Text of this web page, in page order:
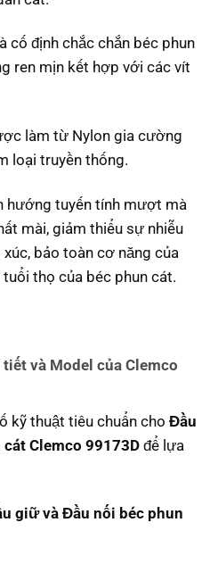
cố định chắc chắn béc phun
ren mịn kết hợp với các vít
làm từ Nylon gia cường
loại truyền thống.
hướng tuyến tính mượt mà
mài, giảm thiểu sự nhiễu
bảo toàn cơ năng của
thọ của béc phun cát.
và Model của Clemco
kỹ thuật tiêu chuẩn cho Đầu
Clemco 99173D để lựa
giữ và Đầu nối béc phun